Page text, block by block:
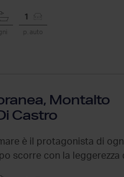
1
p. auto
Montalto
Castro
è il protagonista di
scorre con la leggerezza